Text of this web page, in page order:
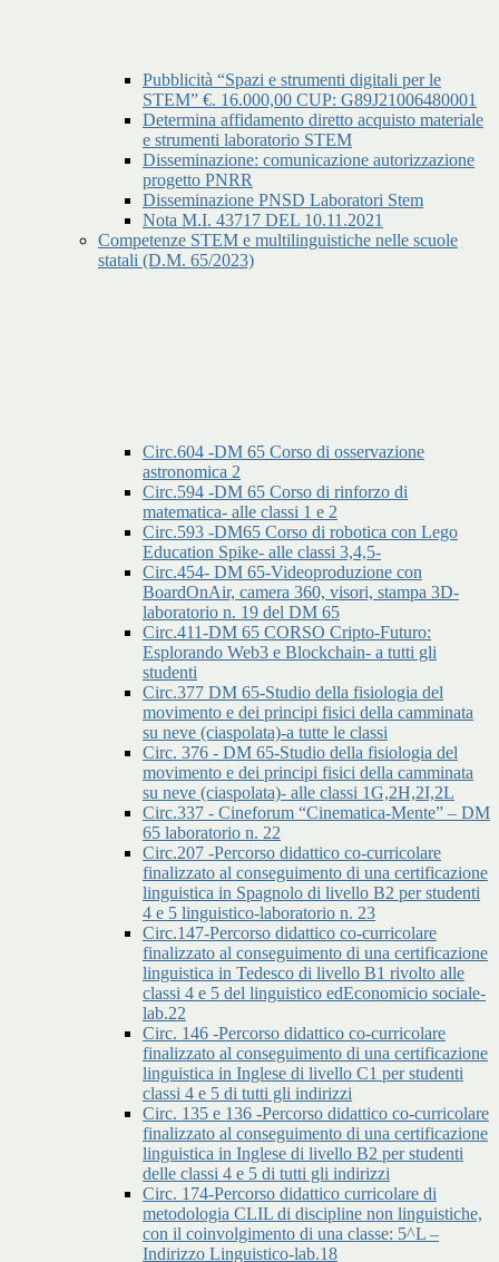
Pubblicità “Spazi e strumenti digitali per le
STEM” €. 16.000,00 CUP: G89J21006480001
Determina affidamento diretto acquisto materiale
e strumenti laboratorio STEM
Disseminazione: comunicazione autorizzazione
progetto PNRR
Disseminazione PNSD Laboratori Stem
Nota M.I. 43717 DEL 10.11.2021
Competenze STEM e multilinguistiche nelle scuole
statali (D.M. 65/2023)
Circ.604 -DM 65 Corso di osservazione
astronomica 2
Circ.594 -DM 65 Corso di rinforzo di
matematica- alle classi 1 e 2
Circ.593 -DM65 Corso di robotica con Lego
Education Spike- alle classi 3,4,5-
Circ.454- DM 65-Videoproduzione con
BoardOnAir, camera 360, visori, stampa 3D-
laboratorio n. 19 del DM 65
Circ.411-DM 65 CORSO Cripto-Futuro:
Esplorando Web3 e Blockchain- a tutti gli
studenti
Circ.377 DM 65-Studio della fisiologia del
movimento e dei principi fisici della camminata
su neve (ciaspolata)-a tutte le classi
Circ. 376 - DM 65-Studio della fisiologia del
movimento e dei principi fisici della camminata
su neve (ciaspolata)- alle classi 1G,2H,2I,2L
Circ.337 - Cineforum “Cinematica-Mente” – DM
65 laboratorio n. 22
Circ.207 -Percorso didattico co-curricolare
finalizzato al conseguimento di una certificazione
linguistica in Spagnolo di livello B2 per studenti
4 e 5 linguistico-laboratorio n. 23
Circ.147-Percorso didattico co-curricolare
finalizzato al conseguimento di una certificazione
linguistica in Tedesco di livello B1 rivolto alle
classi 4 e 5 del linguistico edEconomicio sociale-
lab.22
Circ. 146 -Percorso didattico co-curricolare
finalizzato al conseguimento di una certificazione
linguistica in Inglese di livello C1 per studenti
classi 4 e 5 di tutti gli indirizzi
Circ. 135 e 136 -Percorso didattico co-curricolare
finalizzato al conseguimento di una certificazione
linguistica in Inglese di livello B2 per studenti
delle classi 4 e 5 di tutti gli indirizzi
Circ. 174-Percorso didattico curricolare di
metodologia CLIL di discipline non linguistiche,
con il coinvolgimento di una classe: 5^L –
Indirizzo Linguistico-lab.18